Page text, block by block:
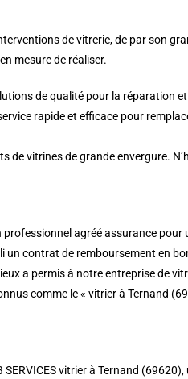
de vitrerie, de par son
mesure de réaliser.
de qualité pour la réparation
rapide et efficace pour
vitrines de grande envergure.
agréé assurance pour
contrat de remboursement en
a permis à notre entreprise de
comme le « vitrier à Ternand
vitrier à Ternand